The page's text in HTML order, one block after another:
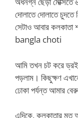
দোলাতে দোলাতে চুদতে
সেটাও আবার
bangla choti
আমি তখন চট করে
পড়লাম। কিছুক্ষণ
ঢোকা পর্যন্ত আমার
এদিকে, কলকাতার মত